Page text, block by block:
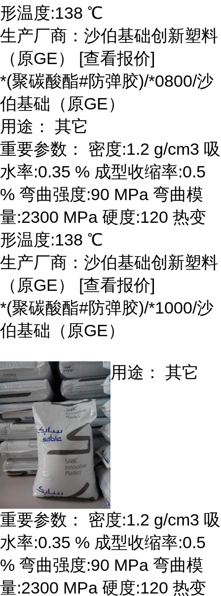
形温度:138 ℃
生产厂商：沙伯基础创新塑料
（原GE） [查看报价]
*(聚碳酸酯#防弹胶)/*0800/沙
伯基础（原GE）
用途： 其它
重要参数： 密度:1.2 g/cm3 吸
水率:0.35 % 成型收缩率:0.5
% 弯曲强度:90 MPa 弯曲模
量:2300 MPa 硬度:120 热变
形温度:138 ℃
生产厂商：沙伯基础创新塑料
（原GE） [查看报价]
*(聚碳酸酯#防弹胶)/*1000/沙
伯基础（原GE）
用途： 其它
重要参数： 密度:1.2 g/cm3 吸
水率:0.35 % 成型收缩率:0.5
% 弯曲强度:90 MPa 弯曲模
量:2300 MPa 硬度:120 热变